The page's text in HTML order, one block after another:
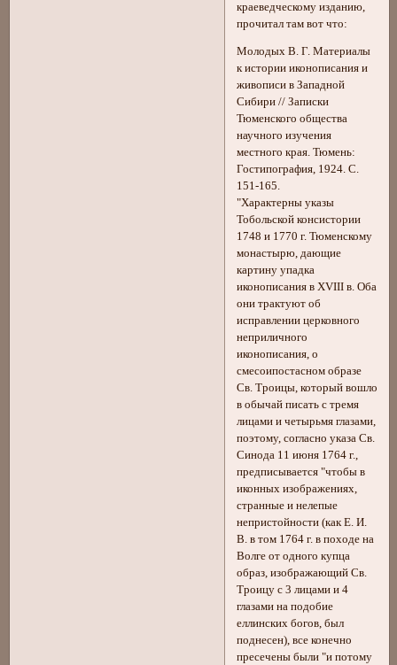
краеведческому изданию,
прочитал там вот что:
Молодых В. Г. Материалы
к истории иконописания и
живописи в Западной
Сибири // Записки
Тюменского общества
научного изучения
местного края. Тюмень:
Гостипография, 1924. С.
151-165.
"Характерны указы
Тобольской консистории
1748 и 1770 г. Тюменскому
монастырю, дающие
картину упадка
иконописания в XVIII в. Оба
они трактуют об
исправлении церковного
неприличного
иконописания, о
смесоипостасном образе
Св. Троицы, который вошло
в обычай писать с тремя
лицами и четырьмя глазами,
поэтому, согласно указа Св.
Синода 11 июня 1764 г.,
предписывается "чтобы в
иконных изображениях,
странные и нелепые
непристойности (как Е. И.
В. в том 1764 г. в походе на
Волге от одного купца
образ, изображающий Св.
Троицу с 3 лицами и 4
глазами на подобие
еллинских богов, был
поднесен), все конечно
пресечены были "и потому